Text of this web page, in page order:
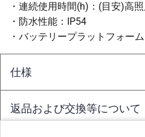
・連続使用時間(h)：(目安)高
・防水性能：IP54
・バッテリープラットフォー
仕様
返品および交換等について